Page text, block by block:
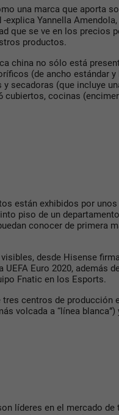
una marca que aporta
explica Yannella
que se ve en los precios
productos.
china no sólo está
(de ancho estándar
y secadoras (que incluye
cubiertos, cocinas
están exhibidos por unos
piso de un
conocer de primera
visibles, desde Hisense
UEFA Euro 2020, además
Fnatic en los Esports.
tres centros de producción
volcada a “línea
líderes en el mercado